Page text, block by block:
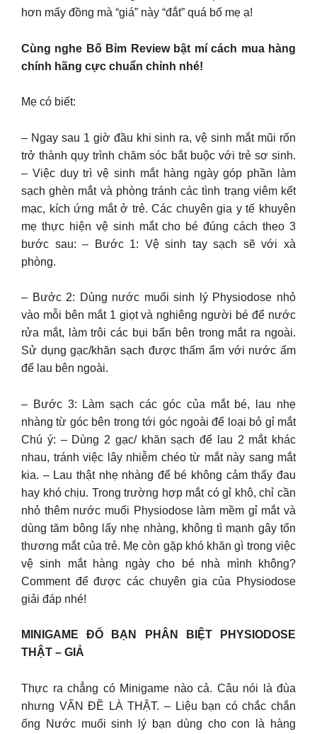
hơn mấy đồng mà “giá” này “đắt” quá bố mẹ ạ!
Cùng nghe Bố Bỉm Review bật mí cách mua hàng
chính hãng cực chuẩn chỉnh nhé!
Mẹ có biết:
– Ngay sau 1 giờ đầu khi sinh ra, vệ sinh mắt mũi rốn
trở thành quy trình chăm sóc bắt buộc với trẻ sơ sinh.
– Việc duy trì vệ sinh mắt hàng ngày góp phần làm
sạch ghèn mắt và phòng tránh các tình trạng viêm kết
mạc, kích ứng mắt ở trẻ. Các chuyên gia y tế khuyên
mẹ thực hiện vệ sinh mắt cho bé đúng cách theo 3
bước sau: – Bước 1: Vệ sinh tay sạch sẽ với xà
phòng.
– Bước 2: Dùng nước muối sinh lý Physiodose nhỏ
vào mỗi bên mắt 1 giọt và nghiêng người bé để nước
rửa mắt, làm trôi các bụi bẩn bên trong mắt ra ngoài.
Sử dụng gạc/khăn sạch được thấm ẩm với nước ấm
để lau bên ngoài.
– Bước 3: Làm sạch các góc của mắt bé, lau nhẹ
nhàng từ góc bên trong tới góc ngoài để loại bỏ gỉ mắt
Chú ý: – Dùng 2 gạc/ khăn sạch để lau 2 mắt khác
nhau, tránh việc lây nhiễm chéo từ mắt này sang mắt
kia. – Lau thật nhẹ nhàng để bé không cảm thấy đau
hay khó chịu. Trong trường hợp mắt có gỉ khô, chỉ cần
nhỏ thêm nước muối Physiodose làm mềm gỉ mắt và
dùng tăm bông lấy nhẹ nhàng, không tì mạnh gây tổn
thương mắt của trẻ. Mẹ còn gặp khó khăn gì trong việc
vệ sinh mắt hàng ngày cho bé nhà mình không?
Comment để được các chuyên gia của Physiodose
giải đáp nhé!
MINIGAME ĐỐ BẠN PHÂN BIỆT PHYSIODOSE
THẬT – GIẢ
Thực ra chẳng có Minigame nào cả. Câu nói là đùa
nhưng VẤN ĐỀ LÀ THẬT. – Liệu bạn có chắc chắn
ống Nước muối sinh lý bạn dùng cho con là hàng